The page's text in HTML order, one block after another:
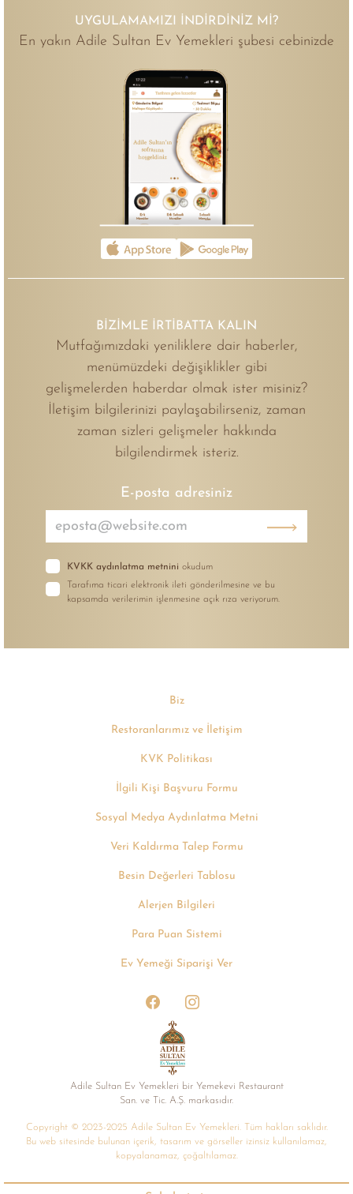
UYGULAMAMIZI İNDIRDINIZ MI?
En yakın Adile Sultan Ev Yemekleri şubesi cebinizde
BİZİMLE İRTİBATTA KALIN
Mutfağımızdaki yeniliklere dair haberler,
menümüzdeki değişiklikler gibi
gelişmelerden haberdar olmak ister misiniz?
İletişim bilgilerinizi paylaşabilirseniz, zaman
zaman sizleri gelişmeler hakkında
bilgilendirmek isteriz.
E-posta adresiniz
KVKK aydınlatma metnini okudum
Tarafıma ticari elektronik ileti gönderilmesine ve bu
kapsamda verilerimin işlenmesine açık rıza veriyorum.
Biz
Restoranlarımız ve İletişim
KVK Politikası
İlgili Kişi Başvuru Formu
Sosyal Medya Aydınlatma Metni
Veri Kaldırma Talep Formu
Besin Değerleri Tablosu
Alerjen Bilgileri
Para Puan Sistemi
Ev Yemeği Siparişi Ver
Adile Sultan Ev Yemekleri bir Yemekevi Restaurant
San. ve Tic. A.Ș. markasıdır.
Copyright © 2023-2025 Adile Sultan Ev Yemekleri. Tüm hakları saklıdır.
Bu web sitesinde bulunan içerik, tasarım ve görseller izinsiz kullanılamaz,
kopyalanamaz, çoğaltılamaz.